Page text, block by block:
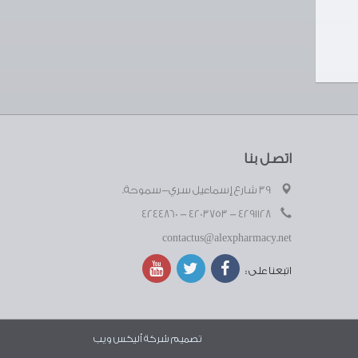
اتصل بنا
4291128 - 4203753 - 4244860
contactus@alexpharmacy.net
اتبعنا على :
تصميم شركة أليكس ويب